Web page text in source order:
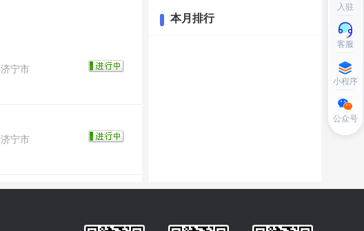
济宁市
济宁市
本月排行
入驻
客服
小程序
公众号